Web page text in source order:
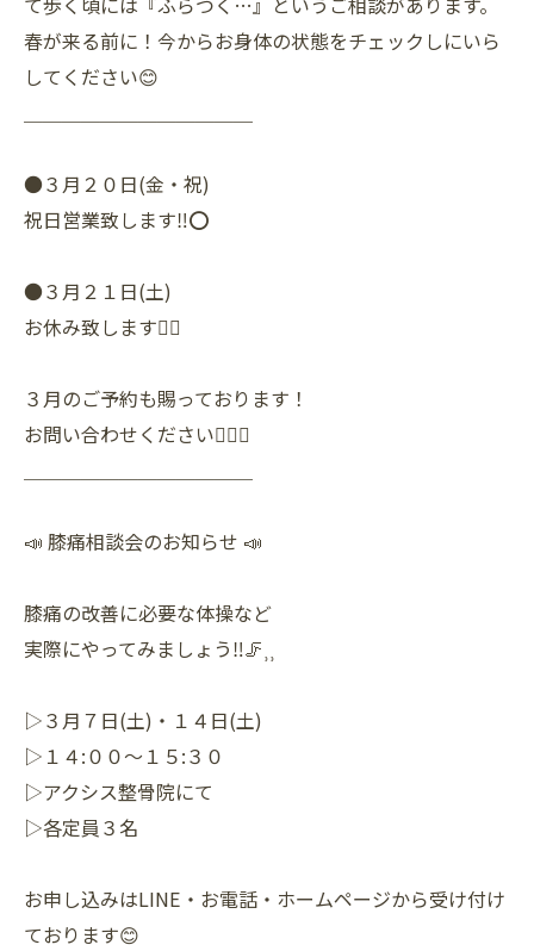
春が来る前に！今からお身体の状態をチェックしにいら
してください😊
●３月２０日(金・祝)
祝日営業致します‼️⭕️
●３月２１日(土)
お休み致します🙇‍♀️
３月のご予約も賜っております！
お問い合わせください🙆‍♀️✨️
📣 膝痛相談会のお知らせ 📣
膝痛の改善に必要な体操など
実際にやってみましょう‼️🦵⸒⸒
▷３月７日(土)・１４日(土)
▷１４:００～１５:３０
▷アクシス整骨院にて
▷各定員３名
お申し込みはLINE・お電話・ホームページから受け付け
ております😊